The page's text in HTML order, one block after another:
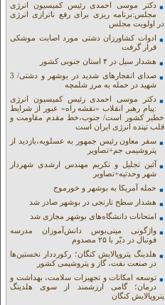
دکتر موسی احمدی رئیس کمیسیون انرژی
مجلس:برنامه ریزی برای رفع ناترازی انرژی
در اولویت مجلس
ادوات کشاورزان دشتی مورد اصابت موشکی
قرار گرفت
هشدار سیل در ۴ استان جنوبی کشور
صدای انفجارهای شدید در بوشهر و دشتی/ 3
شهید در حمله به مرز شلمچه
دکتر موسی احمدی رئیس کمیسیون انرژی
:پیام رهبر انقلاب «نقشه راه» عبور از شرایط
خطیر کشور است/ جنوب،خط مقدم مقاومت و
قلب تپنده انرژی ایران است
سفر معاون رئیس جمهور به عسلویه،بازدید از
پتروشیمی جم+تصاویر
آئین تجلیل و تکریم مهندس ارشدی شهردار
شهر وحدتیه+تصاویر
حمله آمریکا به بوشهر و خورموج
هشدار سطح نارنجی در بوشهر صادر شد
امتحانات دانشگاه‌های بوشهر مجازی شد
واژگونی مینی‌بوس دانش‌آموزان مدرسه
فوتبال در دیّر با ۲۵ مصدوم
هلدینگ پتروپالایش کنگان؛ رکورددار نخستین‌ها
در صنعت نفت، گاز و پتروشیمی کشور
توسعه امکانات و تجهیزات سلامت، بهداشت و
درمان؛ گامی ارزشمند از سوی هلدینگ
پتروپالایش کنگان